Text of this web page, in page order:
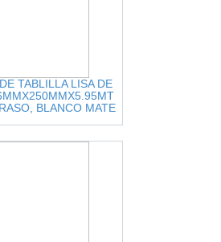
TABLILLA LISA DE
BLANCO MATE